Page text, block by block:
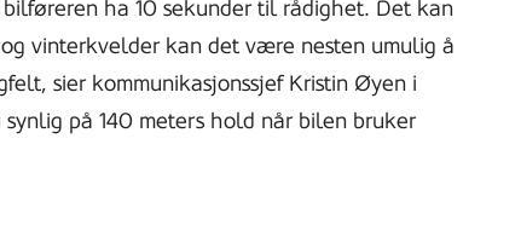
ha 10 sekunder til rådighet. Det kan
vinterkvelder kan det være nesten umulig å
sier kommunikasjonssjef Kristin Øyen i
på 140 meters hold når bilen bruker